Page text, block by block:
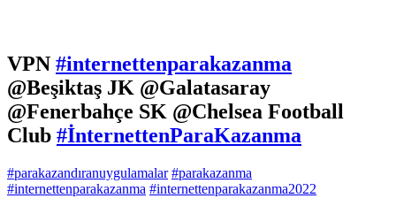
VPN #internettenparakazanma
@Beşiktaş JK @Galatasaray
@Fenerbahçe SK @Chelsea Football
Club #İnternettenParaKazanma
#parakazandıranuygulamalar #parakazanma
#internettenparakazanma #internettenparakazanma2022